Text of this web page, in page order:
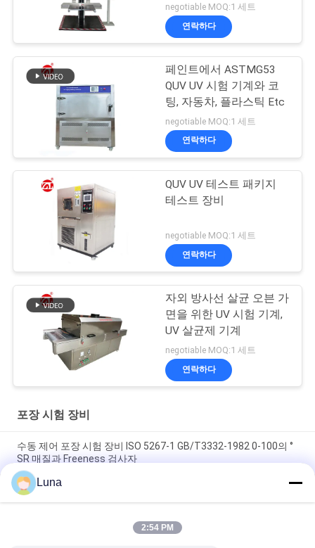
negotiable MOQ:1 세트
연락하다
페인트에서 ASTMG53
QUV UV 시험 기계와 코
팅, 자동차, 플라스틱 Etc
negotiable MOQ:1 세트
연락하다
QUV UV 테스트 패키지
테스트 장비
negotiable MOQ:1 세트
연락하다
자외 방사선 살균 오븐 가
면을 위한 UV 시험 기계,
UV 살균제 기계
negotiable MOQ:1 세트
연락하다
포장 시험 장비
수동 제어 포장 시험 장비 ISO 5267-1 GB/T3332-1982 0-100의 °
SR 매질과 Freeness 검사자
20W 촉진 내후성 시험은 노화하는 반대자를 자외선 램프를 챔버
에 수용합니다
평방 유형은 풍화작용 방 ASTMG53-77 UV 표시등 시험을 가속화
Luna
2:54 PM